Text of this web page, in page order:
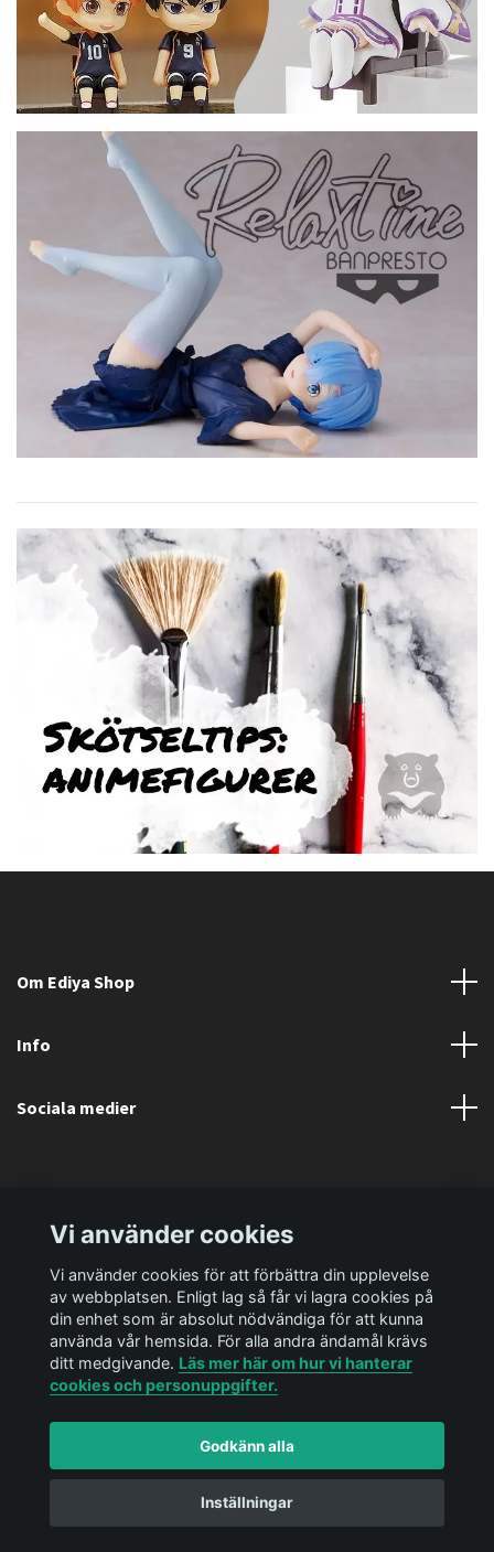
Om Ediya Shop
Info
Sociala medier
© 2026 Ediya Shop ABPowered by Quickbutik
Vi använder cookies
Vi använder cookies för att förbättra din upplevelse
av webbplatsen. Enligt lag så får vi lagra cookies på
din enhet som är absolut nödvändiga för att kunna
använda vår hemsida. För alla andra ändamål krävs
ditt medgivande. Läs mer här om hur vi hanterar
cookies och personuppgifter.
Godkänn alla
Inställningar